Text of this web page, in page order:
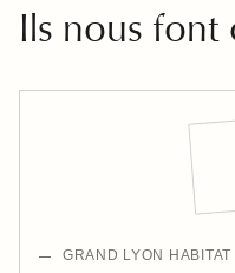
Ils nous font
GRAND LYON HABITAT